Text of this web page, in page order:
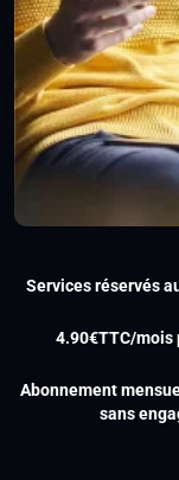
Services réservés
4.90€TTC/mois
Abonnement
sans